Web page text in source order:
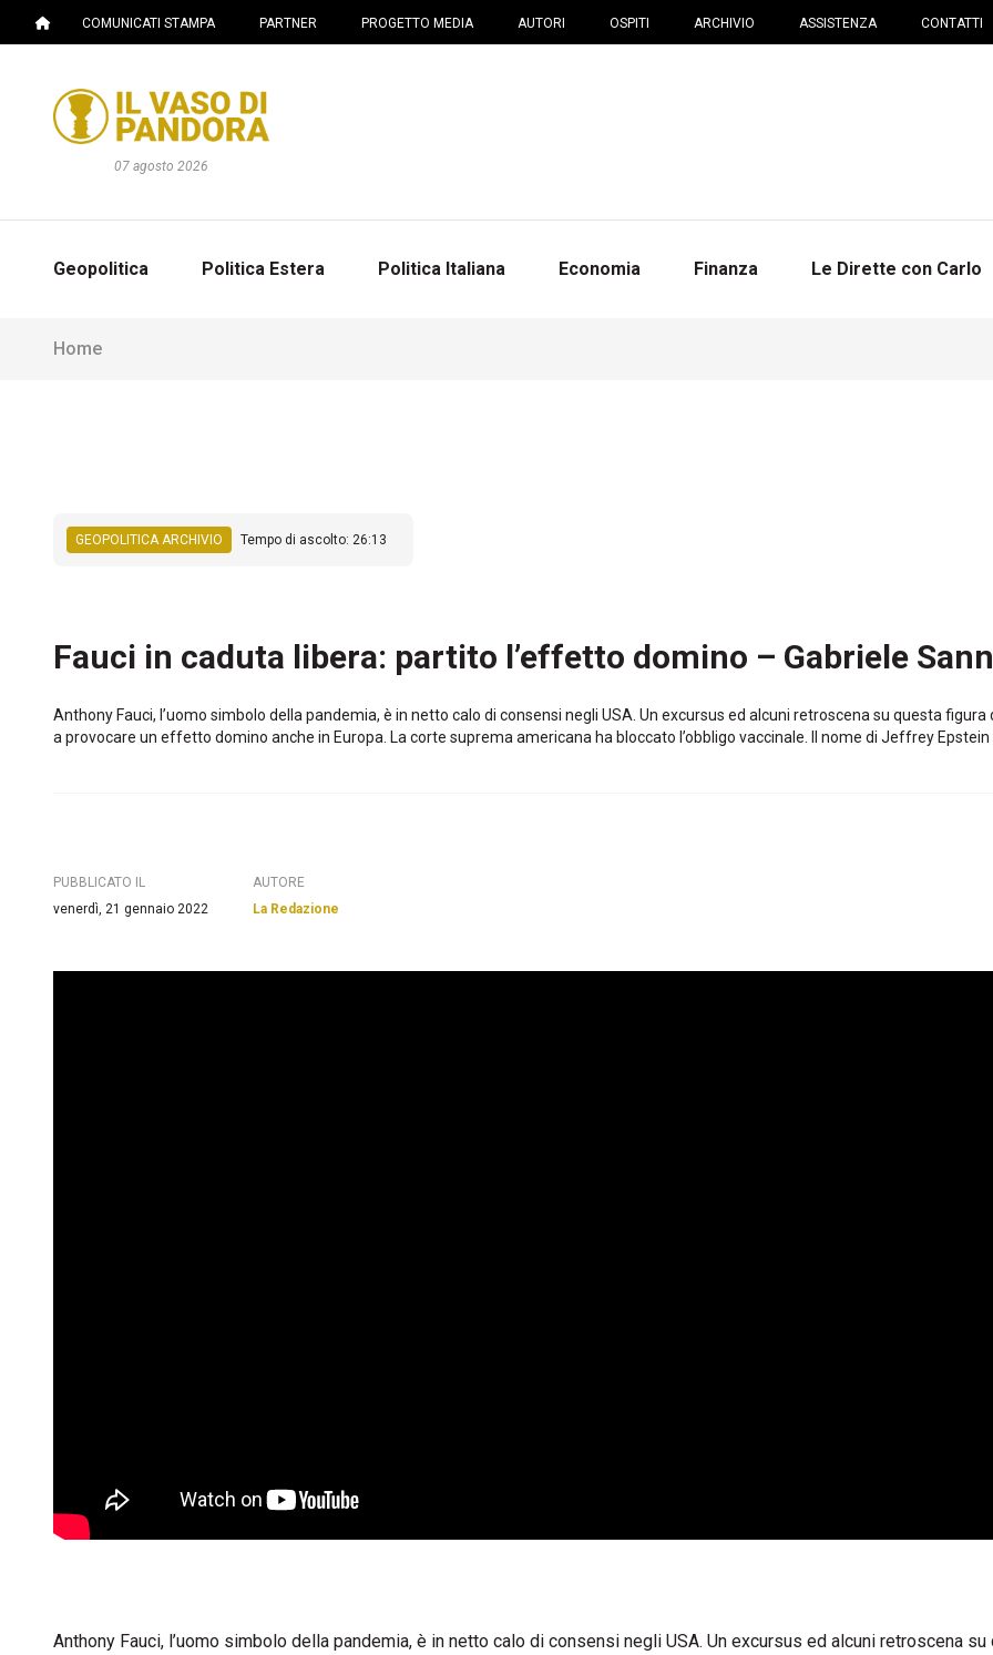
COMUNICATI STAMPA PARTNER PROGETTO MEDIA AUTORI OSPITI ARCHIVIO ASSISTENZA CONTATTI
07 agosto 2026
Geopolitica Politica Estera Politica Italiana Economia Finanza Le Dirette con Carlo
Home
GEOPOLITICA ARCHIVIO Tempo di ascolto: 26:13
Fauci in caduta libera: partito l’effetto domino – Gabriele
Anthony Fauci, l’uomo simbolo della pandemia, è in netto calo di consensi negli USA. Un excursus ed alcuni retroscena su questa
a provocare un effetto domino anche in Europa. La corte suprema americana ha bloccato l’obbligo vaccinale. Il nome di Jeffrey
PUBBLICATO IL
venerdì, 21 gennaio 2022
AUTORE
La Redazione
Anthony Fauci, l’uomo simbolo della pandemia, è in netto calo di consensi negli USA. Un excursus ed alcuni retroscena su